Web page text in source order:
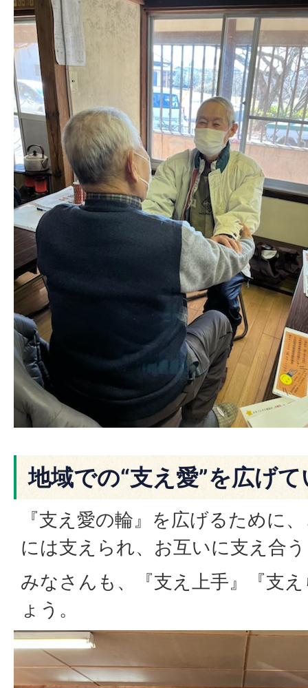
地域での“支え愛”を広げ
『支え愛の輪』を広げるために
には支えられ、お互いに支え合
みなさんも、『支え上手』『支
ょう。